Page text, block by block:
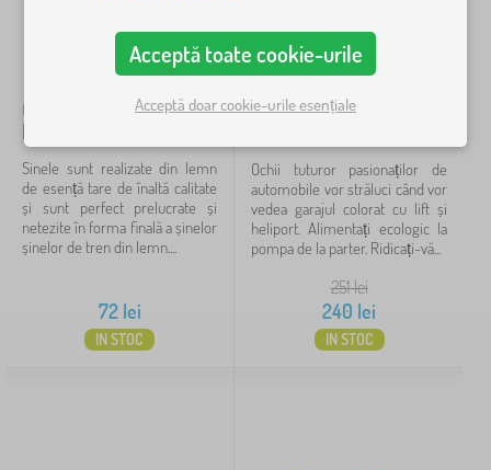
Comutator Bigjigs Rail 2
buc
Sinele sunt realizate din lemn
de esență tare de înaltă calitate
și sunt perfect prelucrate și
netezite în forma finală a șinelor
șinelor de tren din lemn....
72lei
IN STOC
2Kids Toys Garaj din lemn
Ochii tuturor pasionaților de
automobile vor străluci când vor
vedea garajul colorat cu lift și
heliport. Alimentați ecologic la
pompa de la parter. Ridicați-vă...
251lei
240 lei
IN STOC
Acceptă toate cookie-urile
Acceptă doar cookie-urile esențiale